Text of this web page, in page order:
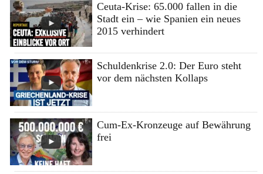
Ceuta-Krise: 65.000 fallen in die
Stadt ein – wie Spanien ein neues
2015 verhindert
Schuldenkrise 2.0: Der Euro steht
vor dem nächsten Kollaps
Cum-Ex-Kronzeuge auf Bewährung
frei